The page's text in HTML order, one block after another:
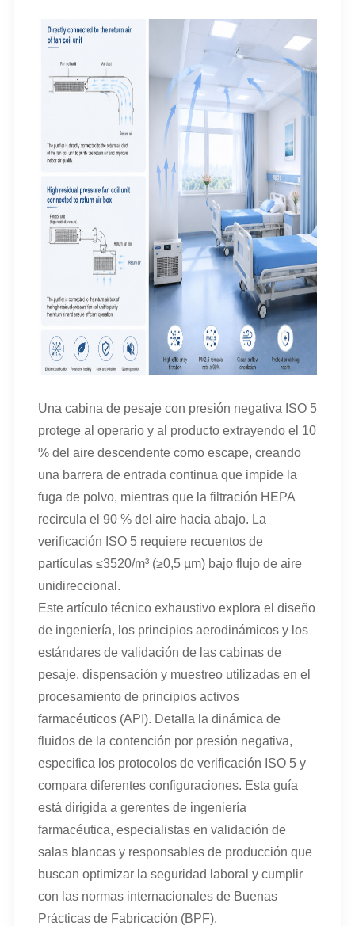
Una cabina de pesaje con presión negativa ISO 5
protege al operario y al producto extrayendo el 10
% del aire descendente como escape, creando
una barrera de entrada continua que impide la
fuga de polvo, mientras que la filtración HEPA
recircula el 90 % del aire hacia abajo. La
verificación ISO 5 requiere recuentos de
partículas ≤3520/m³ (≥0,5 µm) bajo flujo de aire
unidireccional.
Este artículo técnico exhaustivo explora el diseño
de ingeniería, los principios aerodinámicos y los
estándares de validación de las cabinas de
pesaje, dispensación y muestreo utilizadas en el
procesamiento de principios activos
farmacéuticos (API). Detalla la dinámica de
fluidos de la contención por presión negativa,
especifica los protocolos de verificación ISO 5 y
compara diferentes configuraciones. Esta guía
está dirigida a gerentes de ingeniería
farmacéutica, especialistas en validación de
salas blancas y responsables de producción que
buscan optimizar la seguridad laboral y cumplir
con las normas internacionales de Buenas
Prácticas de Fabricación (BPF).